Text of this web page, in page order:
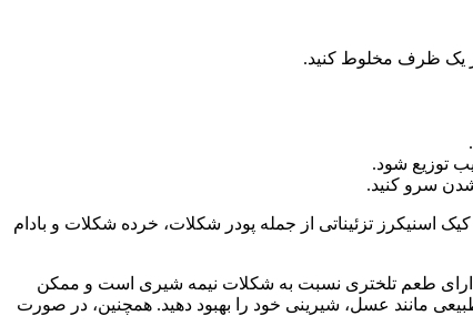
توزیع شود.
اسنیکرز تزئیناتی از جمله پودر شکلات، خرده شکلات و بادام
دارای طعم تلختری نسبت به شکلات نیمه شیری است و ممکن
مانند عسل، شیرینی خود را بهبود دهید. همچنین، در صورت